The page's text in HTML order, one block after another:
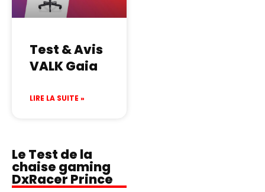
Test & Avis
VALK Gaia
LIRE LA SUITE »
Le Test de la
chaise gaming
DxRacer Prince